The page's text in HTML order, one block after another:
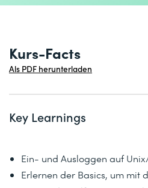
Kurs-Facts
Als PDF herunterladen
Key Learnings
Ein- und Ausloggen auf
Erlernen der Basics, um mit